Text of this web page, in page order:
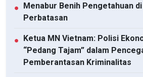
● Menabur Benih Pengetahuan
Perbatasan
● Ketua MN Vietnam: Polisi
“Pedang Tajam” dalam
Pemberantasan Kriminalitas